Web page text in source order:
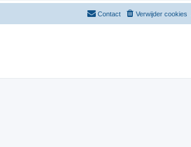
Verwijder cookies
Contact